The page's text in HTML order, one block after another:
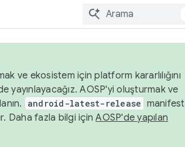
ve ekosistem için platform kararlılığını
yayınlayacağız. AOSP'yi oluşturmak ve
android-latest-release manifest
Daha fazla bilgi içinAOSP'de yapılan